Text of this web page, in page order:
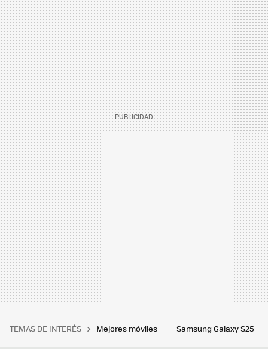
TEMAS DE INTERÉS Mejores móviles Samsung Galaxy S25